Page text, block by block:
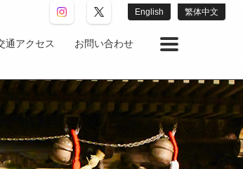
通アクセス お問い合わせ
English 繁体中文